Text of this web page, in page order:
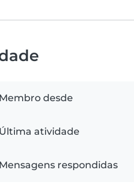
Membro desde
Última atividade
Mensagens respondidas